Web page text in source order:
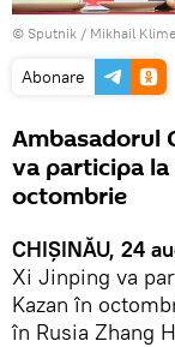
© Sputnik / Mikhail
Abonare
Ambasadorul
va participa la
octombrie
CHIȘINĂU, 24
Xi Jinping va
Kazan în
în Rusia Zhang